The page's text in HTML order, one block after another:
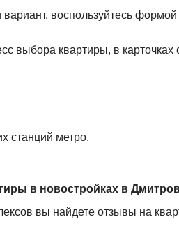
воспользуйтесь
выбора квартиры, в
станций метро.
в новостройках в
вы найдете отзывы на